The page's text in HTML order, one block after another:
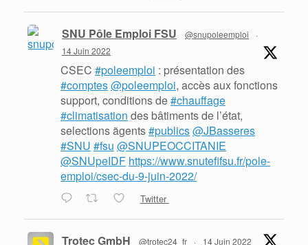
SNU Pôle Emploi FSU @snupoleemploi
·
14 Juin 2022
CSEC #poleemploi : présentation des
#comptes@poleemploi, accès aux fonctions
support, conditions de#chauffage
#climatisation des bâtiments de l’état,
selections ãgents#publics@JBasseres
#SNU #fsu @SNUPEOCCITANIE
@SNUpeIDF https://www.snutefifsu.fr/pole-
emploi/csec-du-9-juin-2022/
Twitter
Trotec GmbH @trotec24_fr · 14 Juin 2022